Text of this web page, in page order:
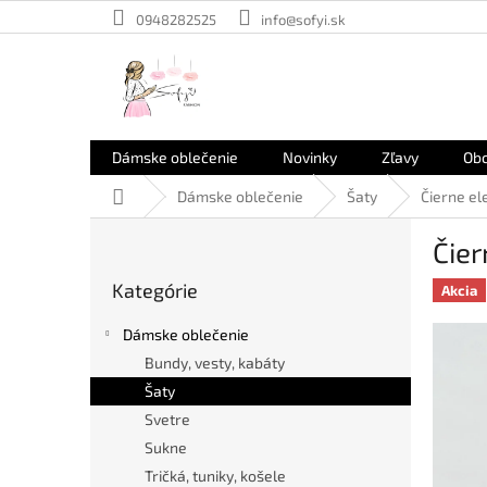
na
0948282525 info@sofyi.sk
Dámske oblečenie Novinky Zľavy
DomovDámske oblečenie Šaty Čierne
a
kategórie
Kategórie
Dámske oblečenie
Bundy, vesty, kabáty
Šaty
Svetre
Sukne
Tričká, tuniky, košele
Akcia